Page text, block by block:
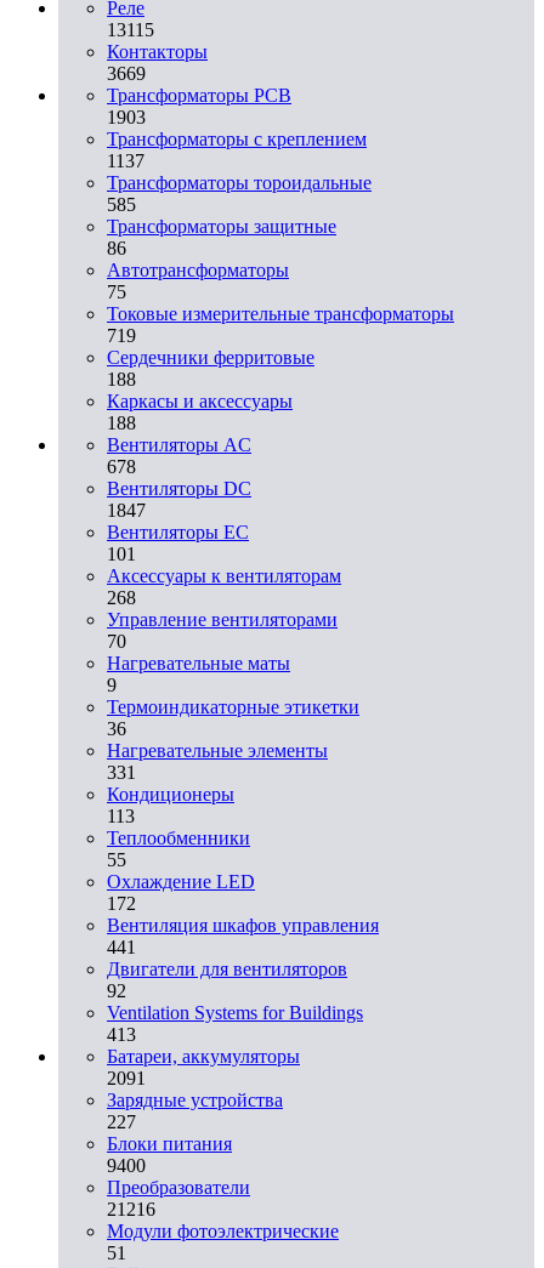
Реле
13115
Контакторы
3669
Трансформаторы PCB
1903
Трансформаторы с креплением
1137
Трансформаторы тороидальные
585
Трансформаторы защитные
86
Автотрансформаторы
75
Токовые измерительные трансформаторы
719
Сердечники ферритовые
188
Каркасы и аксессуары
188
Вентиляторы AC
678
Вентиляторы DC
1847
Вентиляторы EC
101
Аксессуары к вентиляторам
268
Управление вентиляторами
70
Нагревательные маты
9
Термоиндикаторные этикетки
36
Нагревательные элементы
331
Кондиционеры
113
Теплообменники
55
Охлаждение LED
172
Вентиляция шкафов управления
441
Двигатели для вентиляторов
92
Ventilation Systems for Buildings
413
Батареи, аккумуляторы
2091
Зарядные устройства
227
Блоки питания
9400
Преобразователи
21216
Модули фотоэлектрические
51